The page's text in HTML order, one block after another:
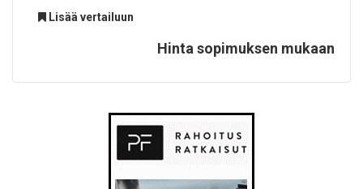
Lisää vertailuun
Hinta sopimuksen mukaan